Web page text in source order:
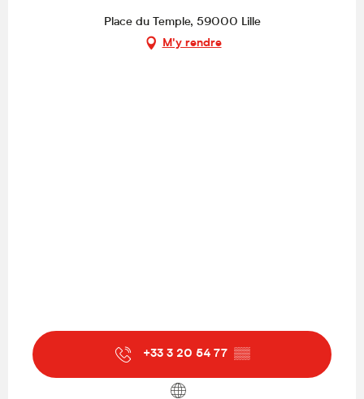
Place du Temple, 59000 Lille
M'y rendre
+33 3 20 54 77 ▒▒